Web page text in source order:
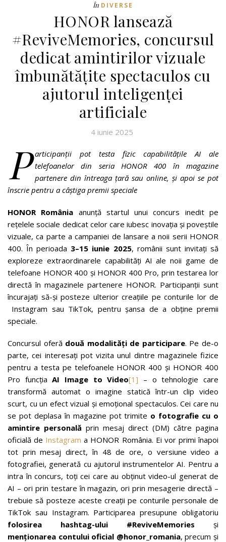
În DIVERSE
HONOR lansează
#ReviveMemories, concursul
dedicat amintirilor vizuale
îmbunătățite spectaculos cu
ajutorul inteligenței
artificiale
4 iunie 2025
P articipanții pot testa fizic capabilitățile AI ale
telefoanelor din seria HONOR 400 în magazine
partenere din întreaga țară sau online, și apoi se pot
înscrie pentru a câștiga premii speciale
HONOR România anunță startul unui concurs inedit pe
rețelele sociale dedicat celor care iubesc inovația și poveștile
vizuale, ca parte a campaniei de lansare a noii serii HONOR
400. În perioada 3–15 iunie 2025, românii sunt invitați să
exploreze extraordinarele capabilități AI ale noii game de
telefoane HONOR 400 și HONOR 400 Pro, prin testarea lor
directă în magazinele partenere HONOR. Participanții sunt
încurajați să-și posteze ulterior creațiile pe conturile lor de
Instagram sau TikTok, pentru șansa de a obține premii
speciale.
Concursul oferă două modalități de participare. Pe de-o
parte, cei interesați pot vizita unul dintre magazinele fizice
pentru a testa pe telefoanele HONOR 400 și HONOR 400
Pro funcțiaAI Image to Video[1] – o tehnologie care
transformă automat o imagine statică într-un clip video
scurt, cu un efect vizual și emoțional spectaculos. Cei care nu
se pot deplasa în magazine pot trimite o fotografie cu o
amintire personală prin mesaj direct (DM) către pagina
oficială de Instagram a HONOR România. Ei vor primi înapoi
tot prin mesaj direct, în 48 de ore, o versiune video a
fotografiei, generată cu ajutorul instrumentelor AI. Pentru a
intra în concurs, toți cei care au obținut video-ul generat de
AI – ori prin testare în magazin, ori prin mesagerie directă –
trebuie să posteze aceste creații pe conturile personale de
TikTok sau Instagram. Participarea presupune obligatoriu
folosirea hashtag-ului #ReviveMemories și
menționarea contului oficial @honor_romania, precum și